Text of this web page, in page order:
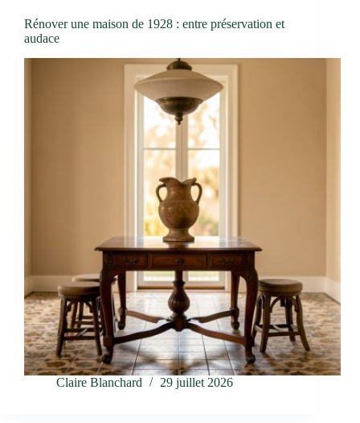
Rénover une maison de 1928 : entre préservation et
audace
Claire Blanchard 29 juillet 2026